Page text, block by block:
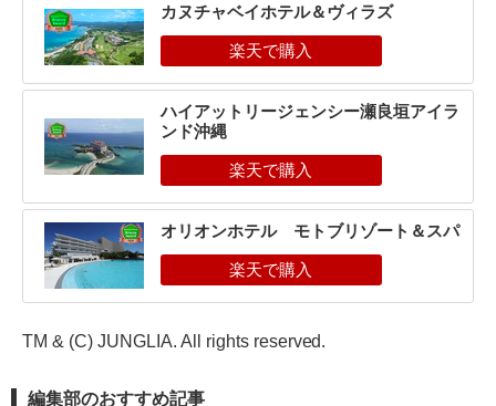
カヌチャベイホテル＆ヴィラズ
ハイアットリージェンシー瀬良垣アイラ
ンド沖縄
オリオンホテル モトブリゾート＆スパ
TM & (C) JUNGLIA. All rights reserved.
編集部のおすすめ記事